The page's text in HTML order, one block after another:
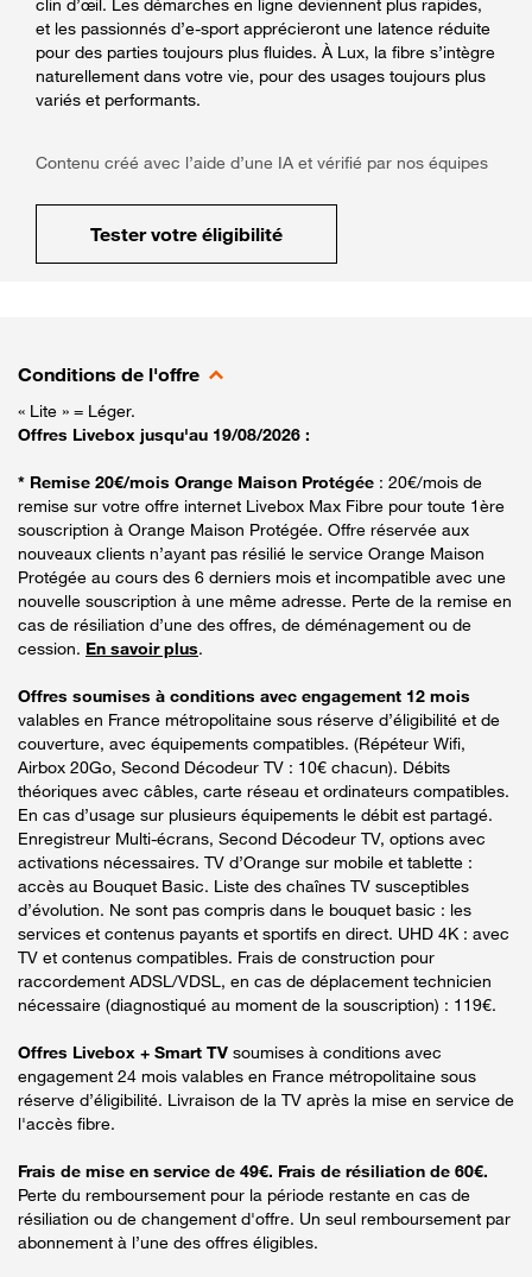
et les passionnés d’e-sport apprécieront une latence réduite
pour des parties toujours plus fluides. À Lux, la fibre s’intègre
naturellement dans votre vie, pour des usages toujours plus
variés et performants.
Contenu créé avec l’aide d’une IA et vérifié par nos équipes
Tester votre éligibilité
Conditions de l'offre
« Lite » = Léger.
Offres Livebox jusqu'au 19/08/2026 :
* Remise 20€/mois Orange Maison Protégée : 20€/mois de
remise sur votre offre internet Livebox Max Fibre pour toute 1ère
souscription à Orange Maison Protégée. Offre réservée aux
nouveaux clients n’ayant pas résilié le service Orange Maison
Protégée au cours des 6 derniers mois et incompatible avec une
nouvelle souscription à une même adresse. Perte de la remise en
cas de résiliation d’une des offres, de déménagement ou de
cession. En savoir plus.
Offres soumises à conditions avec engagement 12 mois
valables en France métropolitaine sous réserve d’éligibilité et de
couverture, avec équipements compatibles. (Répéteur Wifi,
Airbox 20Go, Second Décodeur TV : 10€ chacun). Débits
théoriques avec câbles, carte réseau et ordinateurs compatibles.
En cas d’usage sur plusieurs équipements le débit est partagé.
Enregistreur Multi-écrans, Second Décodeur TV, options avec
activations nécessaires. TV d’Orange sur mobile et tablette :
accès au Bouquet Basic. Liste des chaînes TV susceptibles
d’évolution. Ne sont pas compris dans le bouquet basic : les
services et contenus payants et sportifs en direct. UHD 4K : avec
TV et contenus compatibles. Frais de construction pour
raccordement ADSL/VDSL, en cas de déplacement technicien
nécessaire (diagnostiqué au moment de la souscription) : 119€.
Offres Livebox + Smart TV soumises à conditions avec
engagement 24 mois valables en France métropolitaine sous
réserve d’éligibilité. Livraison de la TV après la mise en service de
l'accès fibre.
Frais de mise en service de 49€. Frais de résiliation de 60€.
Perte du remboursement pour la période restante en cas de
résiliation ou de changement d'offre. Un seul remboursement par
abonnement à l’une des offres éligibles.